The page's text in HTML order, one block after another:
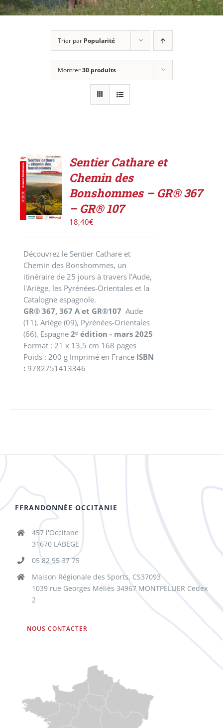
Trier par Popularité
Montrer30 produits
ACHETER
LE
PRODUIT
/
DÉTAILS
Sentier Cathare et
Chemin des
Bonshommes – GR® 367
– GR® 107
18,40€
Découvrez le Sentier Cathare et
Chemin des Bonshommes, un
itinéraire de 25 jours à travers l'Aude,
l'Ariège, les Pyrénées-Orientales et la
Catalogne espagnole.
GR® 367, 367 A et GR®107 Aude
(11), Ariège (09), Pyrénées-Orientales
(66), Espagne2ᵉ édition - mars 2025
Format : 21 x 13,5 cm 168 pages
Poids : 200 g Imprimé en France ISBN
: 9782751413346
FFRANDONNÉE OCCITANIE
457 l'Occitane
31670 LABEGE
05 82 95 37 75
Maison Régionale des Sports, CS37093
1039 rue Georges Méliès 34967 MONTPELLIER Cedex
2
NOUS CONTACTER